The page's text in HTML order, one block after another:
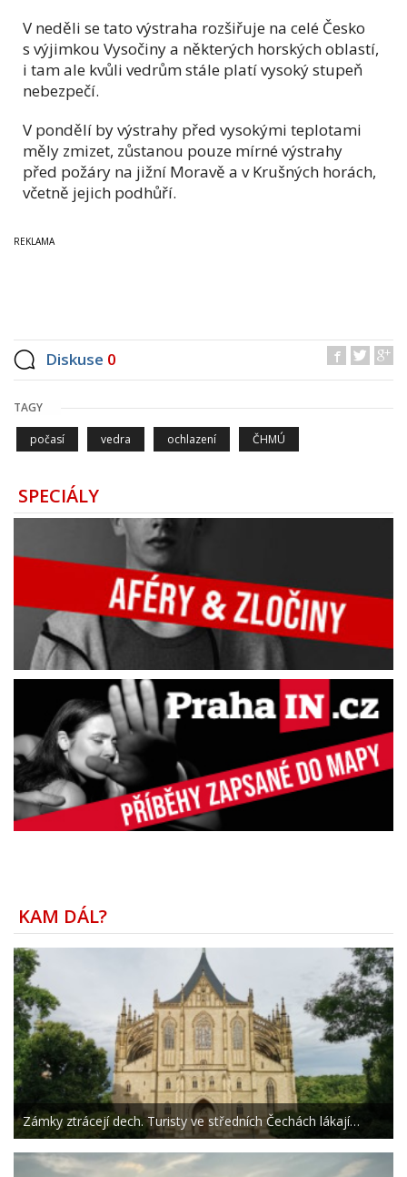
V neděli se tato výstraha rozšiřuje na celé Česko
s výjimkou Vysočiny a některých horských oblastí,
i tam ale kvůli vedrům stále platí vysoký stupeň
nebezpečí.
V pondělí by výstrahy před vysokými teplotami
měly zmizet, zůstanou pouze mírné výstrahy
před požáry na jižní Moravě a v Krušných horách,
včetně jejich podhůří.
Diskuse 0
TAGY
počasí vedra ochlazení ČHMÚ
SPECIÁLY
KAM DÁL?
Zámky ztrácejí dech. Turisty ve středních Čechách lákají…